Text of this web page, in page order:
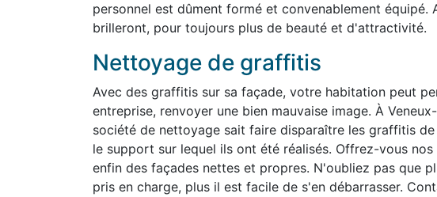
personnel est dûment formé et convenablement équipé.
brilleront, pour toujours plus de beauté et d'attractivité.
Nettoyage de graffitis
Avec des graffitis sur sa façade, votre habitation peut
entreprise, renvoyer une bien mauvaise image. À
société de nettoyage sait faire disparaître les graffitis
le support sur lequel ils ont été réalisés. Offrez-vous
enfin des façades nettes et propres. N'oubliez pas que
pris en charge, plus il est facile de s'en débarrasser.